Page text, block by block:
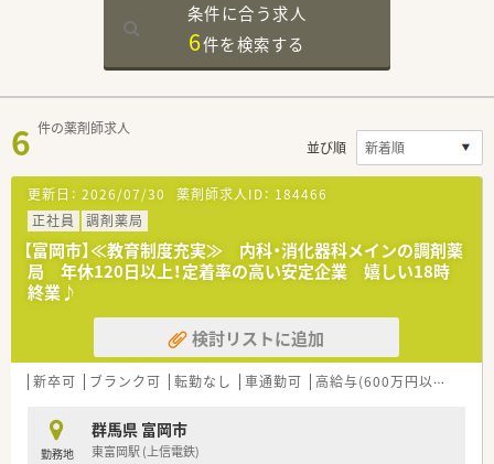
条件に合う求人
6件を検索する
6 件の薬剤師求人
並び順
更新日： 2026/07/30 薬剤師求人ID： 184466
正社員
調剤薬局
【富岡市】≪教育制度充実≫ 内科・消化器科メインの調剤薬
局 年休120日以上！定着率の高い安定企業 嬉しい18時
終業♪
検討リストに追加
新卒可 ブランク可 転勤なし 車通勤可 高給与(600万円以上)
勤務地
群馬県 富岡市
東富岡駅 (上信電鉄)